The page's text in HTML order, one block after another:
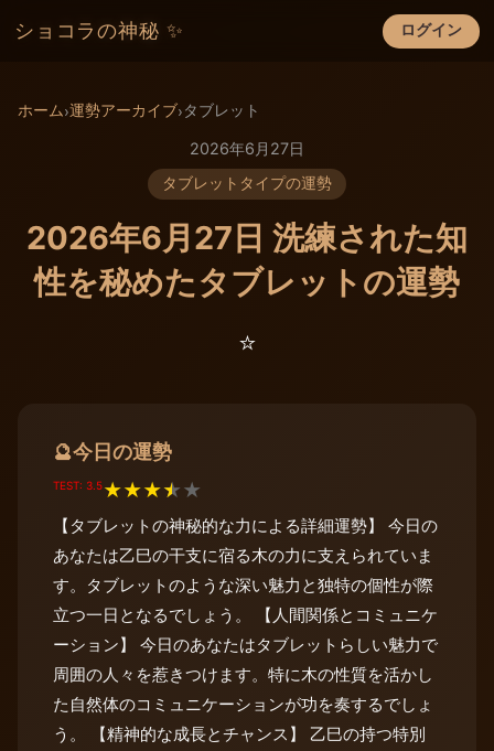
ショコラの神秘 ✨ ログイン
×
ホーム›運勢アーカイブ›タブレット
2026年6月27日
タブレットタイプの運勢
2026年6月27日 洗練された知
性を秘めたタブレットの運勢
⭐️
🔮今日の運勢
TEST: 3.5★★★★★
【タブレットの神秘的な力による詳細運勢】 今日の
あなたは乙巳の干支に宿る木の力に支えられていま
す。タブレットのような深い魅力と独特の個性が際
立つ一日となるでしょう。 【人間関係とコミュニケ
ーション】 今日のあなたはタブレットらしい魅力で
周囲の人々を惹きつけます。特に木の性質を活かし
た自然体のコミュニケーションが功を奏するでしょ
う。 【精神的な成長とチャンス】 乙巳の持つ特別